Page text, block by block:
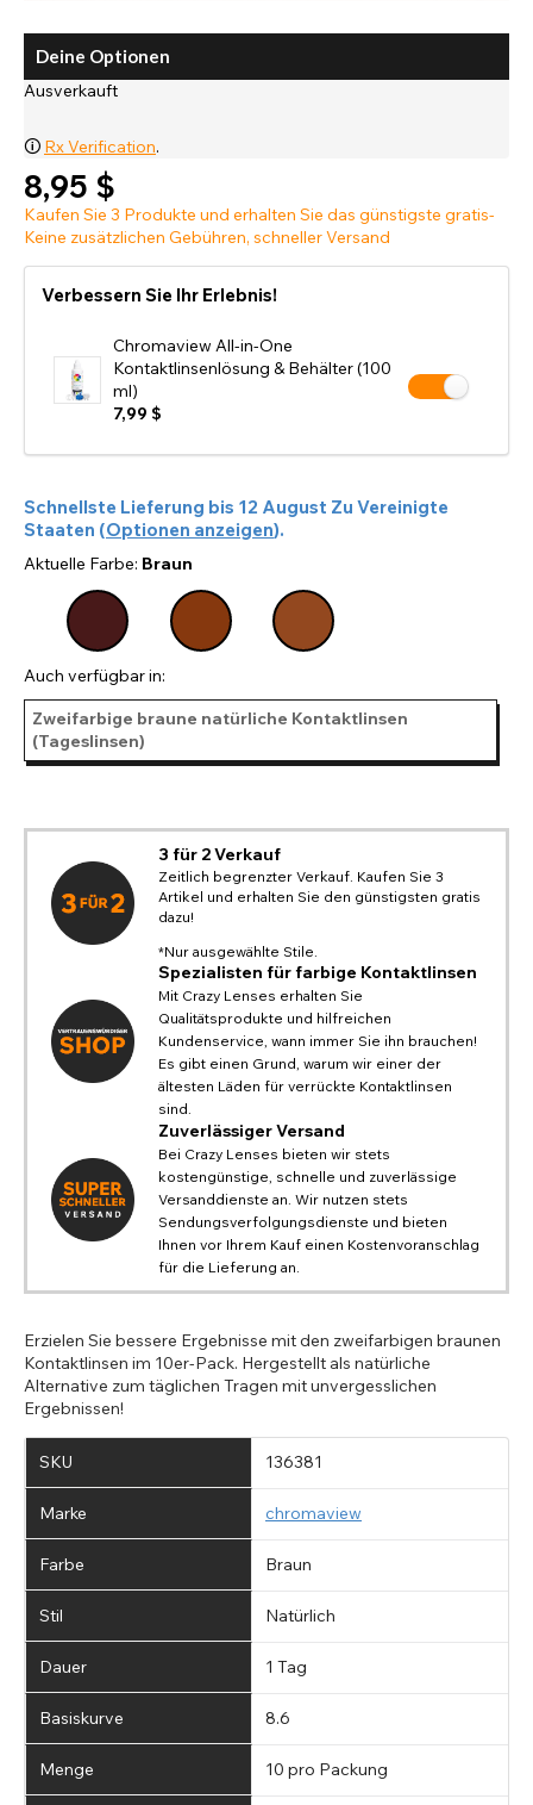
Deine Optionen
Ausverkauft
🛈 Rx Verification.
8,95 $
Kaufen Sie 3 Produkte und erhalten Sie das günstigste gratis-
Keine zusätzlichen Gebühren, schneller Versand
Verbessern Sie Ihr Erlebnis!
Chromaview All-in-One
Kontaktlinsenlösung & Behälter (100
ml)
7,99 $
Schnellste Lieferung bis 12 August Zu Vereinigte
Staaten (Optionen anzeigen).
Aktuelle Farbe: Braun
Auch verfügbar in:
Zweifarbige braune natürliche Kontaktlinsen
(Tageslinsen)
3 für 2 Verkauf
Zeitlich begrenzter Verkauf. Kaufen Sie 3
Artikel und erhalten Sie den günstigsten gratis
dazu!
*Nur ausgewählte Stile.
Spezialisten für farbige Kontaktlinsen
Mit Crazy Lenses erhalten Sie
Qualitätsprodukte und hilfreichen
Kundenservice, wann immer Sie ihn brauchen!
Es gibt einen Grund, warum wir einer der
ältesten Läden für verrückte Kontaktlinsen
sind.
Zuverlässiger Versand
Bei Crazy Lenses bieten wir stets
kostengünstige, schnelle und zuverlässige
Versanddienste an. Wir nutzen stets
Sendungsverfolgungsdienste und bieten
Ihnen vor Ihrem Kauf einen Kostenvoranschlag
für die Lieferung an.
Erzielen Sie bessere Ergebnisse mit den zweifarbigen braunen
Kontaktlinsen im 10er-Pack. Hergestellt als natürliche
Alternative zum täglichen Tragen mit unvergesslichen
Ergebnissen!
SKU 136381
Marke chromaview
Farbe Braun
Stil Natürlich
Dauer 1 Tag
Basiskurve 8.6
Menge 10 pro Packung